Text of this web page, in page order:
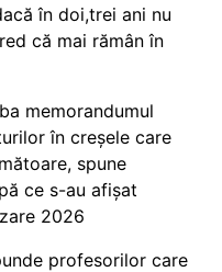
în doi,trei ani nu
că mai rămân în
memorandumul
în creșele care
spune
ce s-au afișat
2026
profesorilor care